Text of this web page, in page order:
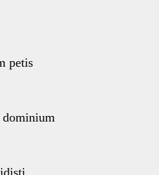
petis
dominium